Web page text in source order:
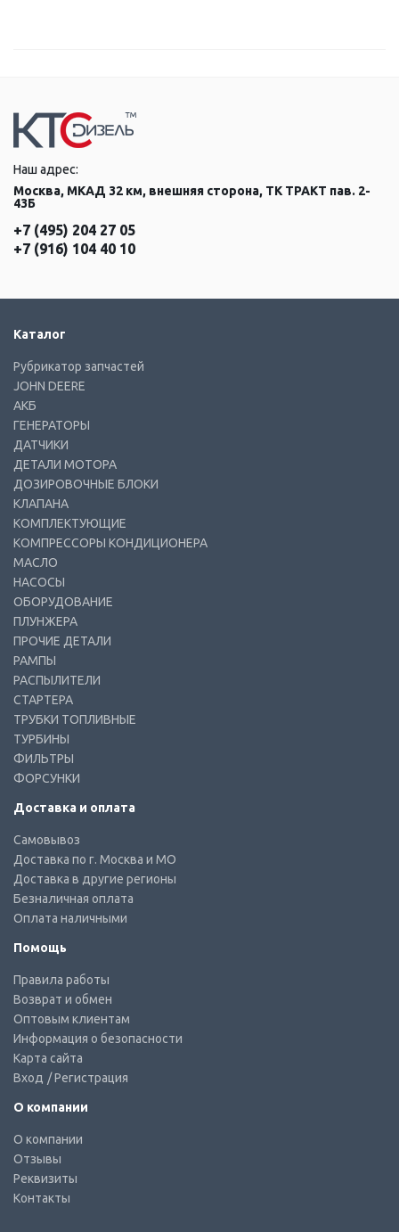
Наш адрес:
Москва, МКАД 32 км, внешняя сторона, ТК ТРАКТ пав. 2-
43Б
+7 (495) 204 27 05
+7 (916) 104 40 10
Каталог
Рубрикатор запчастей
JOHN DEERE
АКБ
ГЕНЕРАТОРЫ
ДАТЧИКИ
ДЕТАЛИ МОТОРА
ДОЗИРОВОЧНЫЕ БЛОКИ
КЛАПАНА
КОМПЛЕКТУЮЩИЕ
КОМПРЕССОРЫ КОНДИЦИОНЕРА
МАСЛО
НАСОСЫ
ОБОРУДОВАНИЕ
ПЛУНЖЕРА
ПРОЧИЕ ДЕТАЛИ
РАМПЫ
РАСПЫЛИТЕЛИ
СТАРТЕРА
ТРУБКИ ТОПЛИВНЫЕ
ТУРБИНЫ
ФИЛЬТРЫ
ФОРСУНКИ
Доставка и оплата
Самовывоз
Доставка по г. Москва и МО
Доставка в другие регионы
Безналичная оплата
Оплата наличными
Помощь
Правила работы
Возврат и обмен
Оптовым клиентам
Информация о безопасности
Карта сайта
Вход / Регистрация
О компании
О компании
Отзывы
Реквизиты
Контакты